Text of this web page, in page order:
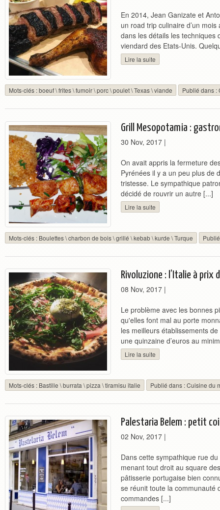
En 2014, Jean Ganizate et
un road trip culinaire d’un
dans les détails les techniques
viendard des Etats-Unis.
Lire la suite
Mots-clés :boeuf\frites\fumoir\porc\poulet\Texas\viande Publié dans :
Grill Mesopotamia :
30 Nov, 2017 |
On avait appris la fermeture
Pyrénées il y a un peu plus de
tristesse. Le sympathique
décidé de rouvrir un autre [...]
Lire la suite
Mots-clés : Boulettes\charbon de bois\grillé \kebab\kurde \Turque
Rivoluzione : l’Italie à prix
08 Nov, 2017 |
Le problème avec les bonnes
qu'elles font mal au porte
les meilleurs établissements
une quinzaine d’euros au
Lire la suite
Mots-clés : Bastille \burrata \pizza \tiramisu italie Publié dans :Cuisine du
Palestaria Belem : petit
02 Nov, 2017 |
Dans cette sympathique rue
menant tout droit au square
pâtisserie portugaise bien
se réunit toute la communauté
commandes [...]